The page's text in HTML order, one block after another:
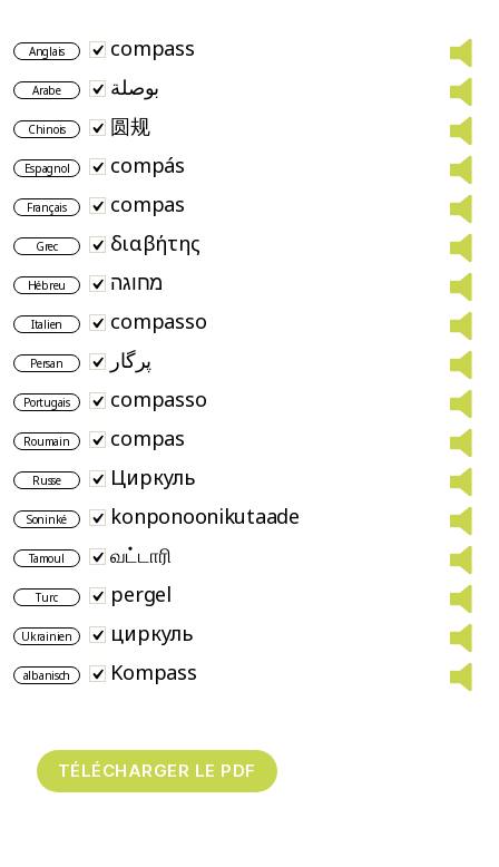
Anglais compass
Arabe بوصلة
Chinois 圆规
Espagnol compás
Français compas
Grec διαβήτης
Hébreu מחוגה
Italien compasso
Persan پرگار
Portugais compasso
Roumain compas
Russe Циркуль
Soninké konponoonikutaade
Tamoul வட்டாரி
Turc pergel
Ukrainien циркуль
albanisch Kompass